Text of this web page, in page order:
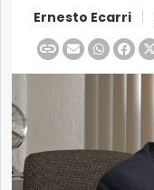
Ernesto Ecarri